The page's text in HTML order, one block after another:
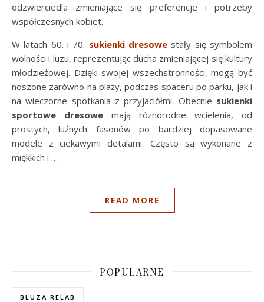
odzwierciedla zmieniające się preferencje i potrzeby
współczesnych kobiet.
W latach 60. i 70. sukienki dresowe stały się symbolem
wolności i luzu, reprezentując ducha zmieniającej się kultury
młodzieżowej. Dzięki swojej wszechstronności, mogą być
noszone zarówno na plaży, podczas spaceru po parku, jak i
na wieczorne spotkania z przyjaciółmi. Obecnie sukienki
sportowe dresowe mają różnorodne wcielenia, od
prostych, luźnych fasonów po bardziej dopasowane
modele z ciekawymi detalami. Często są wykonane z
miękkich i …
READ MORE
POPULARNE
BLUZA RELAB